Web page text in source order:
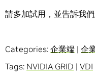
請多加試用，並告訴我們
Categories: 企業端 | 企
Tags: NVIDIA GRID | VDI